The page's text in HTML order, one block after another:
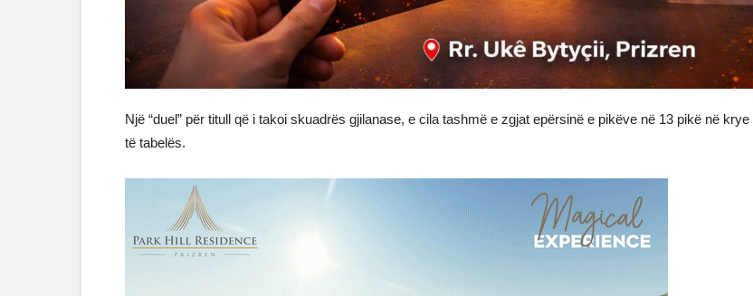
Një “duel” për titull që i takoi skuadrës gjilanase, e cila tashmë e zgjat epërsinë e pikëve në 13 pikë në krye
të tabelës.